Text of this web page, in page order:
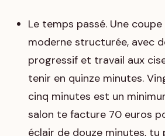
Le temps passé. Une
moderne structurée, avec
progressif et travail aux
tenir en quinze minutes.
cinq minutes est un
salon te facture 70 euros
éclair de douze minutes, tu